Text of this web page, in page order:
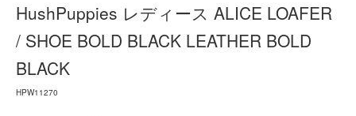
HushPuppies レディース ALICE LOAFER
/ SHOE BOLD BLACK LEATHER BOLD
BLACK
HPW11270